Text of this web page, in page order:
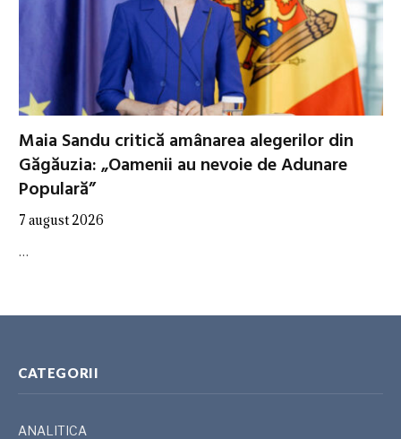
Maia Sandu critică amânarea alegerilor din
Găgăuzia: „Oamenii au nevoie de Adunare
Populară”
7 august 2026
…
CATEGORII
ANALITICA